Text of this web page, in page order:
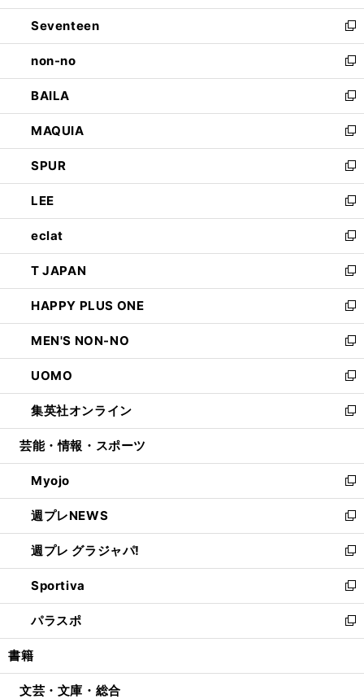
開
く
ウ
で
開
く
ン
ド
ウ
で
開
く
Seventeen
新
し
い
ウ
ィ
ン
ド
ウ
で
開
く
non-no
新
し
い
ウ
ィ
ン
ド
ウ
で
開
く
BAILA
新
し
い
ウ
ィ
ン
ド
ウ
で
開
く
MAQUIA
新
し
い
ウ
ィ
ン
ド
ウ
で
開
く
SPUR
新
し
い
ウ
ィ
ン
ド
ウ
で
開
く
LEE
新
し
い
ウ
ィ
ン
ド
ウ
で
開
く
eclat
新
し
い
ウ
ィ
ン
ド
ウ
で
開
く
T JAPAN
新
し
い
ウ
ィ
ン
ド
ウ
で
開
HAPPY PLUS ONE
新
し
い
ウ
ィ
ン
ド
ウ
開
く
MEN'S NON-NO
新
し
い
ウ
ィ
ン
ウ
で
開
く
UOMO
新
し
い
ウ
ン
ド
ウ
で
開
く
集英社オンライン
新
し
ウ
ィ
ン
ド
ウ
で
開
く
芸能・情報・スポーツ
Myojo
新
し
い
ウ
ィ
ン
ド
ウ
で
開
週プレNEWS
新
し
い
ウ
ィ
ン
ド
ウ
開
週プレ グラジャパ!
新
し
い
ウ
ィ
ン
ウ
Sportiva
新
し
い
ウ
ン
パラスポ
新
し
ウ
書籍
文芸・文庫・総合